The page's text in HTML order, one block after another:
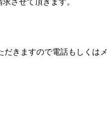
きますので電話もしくは